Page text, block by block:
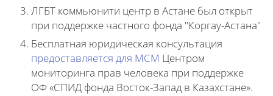
ЛГБТ коммьюнити центр в Астане был открыт
при поддержке частного фонда "Коргау-Астана"
Бесплатная юридическая консультация
предоставляется для МСМ Центром
мониторинга прав человека при поддержке
ОФ «СПИД фонда Восток-Запад в Казахстане».